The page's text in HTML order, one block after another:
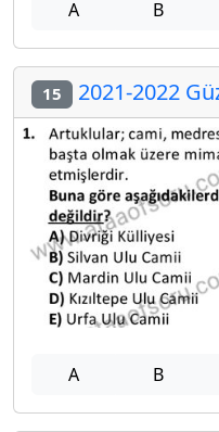
A B
15 2021-2022
A B